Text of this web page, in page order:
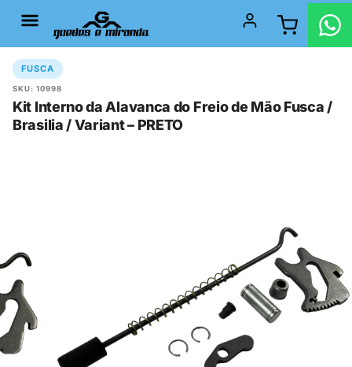
FUSCA
SKU: 10998
Kit Interno da Alavanca do Freio de Mão Fusca /
Brasilia / Variant – PRETO